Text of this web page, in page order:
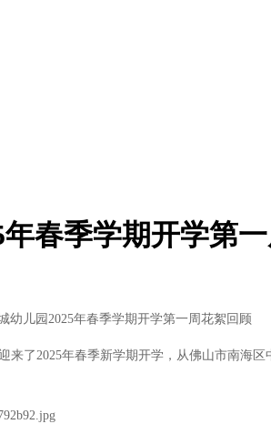
春季学期开学第
儿园2025年春季学期开学第一周花絮回顾
2025年春季新学期开学，从佛山市南海区